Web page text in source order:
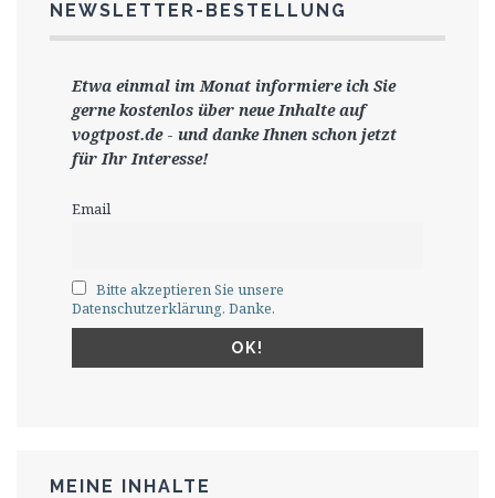
NEWSLETTER-BESTELLUNG
Etwa einmal im Monat informiere ich Sie
gernekostenlos über neue Inhalte auf
vogtpost.de- und danke Ihnen schon jetzt
für Ihr Interesse!
Email
Bitte akzeptieren Sie unsere
Datenschutzerklärung. Danke.
MEINE INHALTE